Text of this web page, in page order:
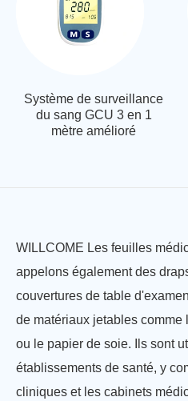
Système de surveillance
du sang GCU 3 en 1
mètre amélioré
WILLCOME Les feuilles
appelons également des
couvertures de table
de matériaux jetables comme
ou le papier de soie. Ils sont
établissements de santé, y
cliniques et les cabinets